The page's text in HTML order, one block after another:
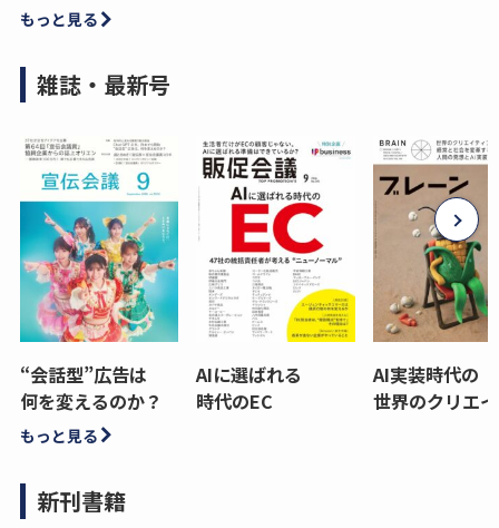
もっと見る
雑誌・最新号
“会話型”広告は
何を変えるのか？
AIに選ばれる
時代のEC
AI実装時代の
世界のクリエ
もっと見る
新刊書籍